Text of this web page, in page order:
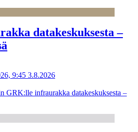
datakeskuksesta –
9:45 3.8.2026
GRK:lle infraurakka datakeskuksesta –